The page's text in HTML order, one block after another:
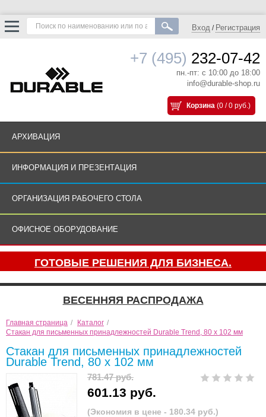
Вход / Регистрация
+7 (495) 232-07-42
пн.-пт: с 10:00 до 18:00
info@durable-shop.ru
Корзина (0 / 0 руб.)
АРХИВАЦИЯ
ИНФОРМАЦИЯ И ПРЕЗЕНТАЦИЯ
ОРГАНИЗАЦИЯ РАБОЧЕГО СТОЛА
ОФИСНОЕ ОБОРУДОВАНИЕ
ГОТОВЫЕ РЕШЕНИЯ ДЛЯ БИЗНЕСА.
ВЕСЕННЯЯ РАСПРОДАЖА
Главная страница / Каталог /
Стакан для письменных принадлежностей Durable Trend, 80 х 102 мм
Стакан для письменных принадлежностей
Durable Trend, 80 х 102 мм
781.47 руб.
601.13 руб.
(Экономия в цене - 180.34 руб.)